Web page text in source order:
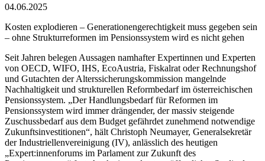
04.06.2025
Kosten explodieren – Generationengerechtigkeit muss gegeben sein
– ohne Strukturreformen im Pensionssystem wird es nicht gehen
Seit Jahren belegen Aussagen namhafter Expertinnen und Experten
von OECD, WIFO, IHS, EcoAustria, Fiskalrat oder Rechnungshof
und Gutachten der Alterssicherungskommission mangelnde
Nachhaltigkeit und strukturellen Reformbedarf im österreichischen
Pensionssystem. „Der Handlungsbedarf für Reformen im
Pensionssystem wird immer drängender, der massiv steigende
Zuschussbedarf aus dem Budget gefährdet zunehmend notwendige
Zukunftsinvestitionen“, hält Christoph Neumayer, Generalsekretär
der Industriellenvereinigung (IV), anlässlich des heutigen
„Expert:innenforums im Parlament zur Zukunft des